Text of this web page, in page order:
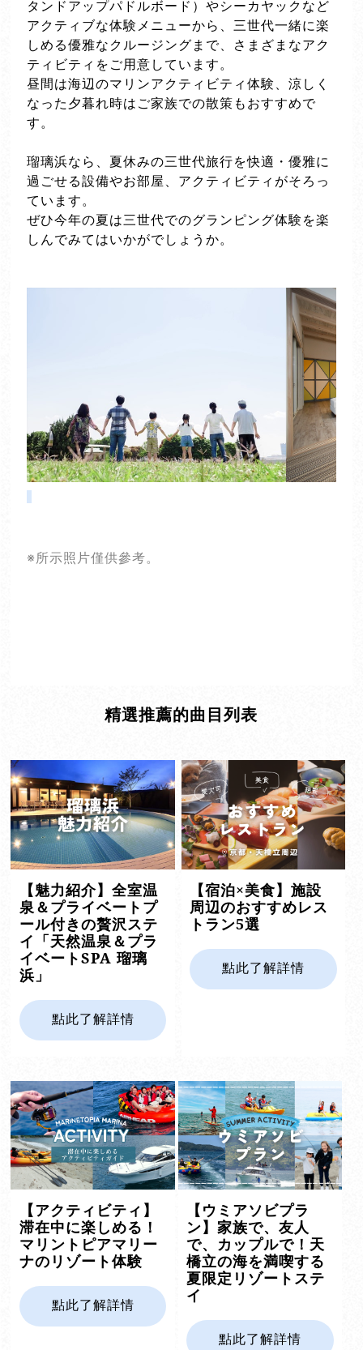
タンドアップパドルボード）やシーカヤックなど
アクティブな体験メニューから、三世代一緒に楽
しめる優雅なクルージングまで、さまざまなアク
ティビティをご用意しています。
昼間は海辺のマリンアクティビティ体験、涼しく
なった夕暮れ時はご家族での散策もおすすめで
す。
瑠璃浜なら、夏休みの三世代旅行を快適・優雅に
過ごせる設備やお部屋、アクティビティがそろっ
ています。
ぜひ今年の夏は三世代でのグランピング体験を楽
しんでみてはいかがでしょうか。
※所示照片僅供參考。
精選推薦的曲目列表
【魅力紹介】全室温
泉＆プライベートプ
ール付きの贅沢ステ
イ「天然温泉＆プラ
イベートSPA 瑠璃
浜」
點此了解詳情
【宿泊×美食】施設
周辺のおすすめレス
トラン5選
點此了解詳情
【アクティビティ】
滞在中に楽しめる！
マリントピアマリー
ナのリゾート体験
點此了解詳情
【ウミアソビプラ
ン】家族で、友人
で、カップルで！天
橋立の海を満喫する
夏限定リゾートステ
イ
點此了解詳情